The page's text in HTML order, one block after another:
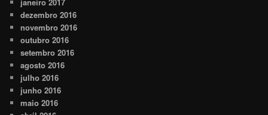
janeiro 2017
dezembro 2016
novembro 2016
outubro 2016
setembro 2016
agosto 2016
julho 2016
junho 2016
maio 2016